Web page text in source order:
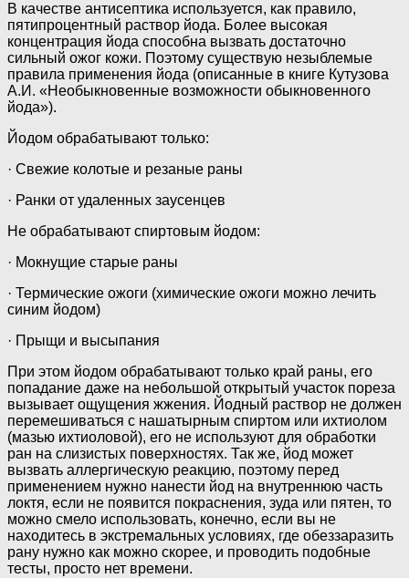
В качестве антисептика используется, как правило,
пятипроцентный раствор йода. Более высокая
концентрация йода способна вызвать достаточно
сильный ожог кожи. Поэтому существую незыблемые
правила применения йода (описанные в книге Кутузова
А.И. «Необыкновенные возможности обыкновенного
йода»).
Йодом обрабатывают только:
· Свежие колотые и резаные раны
· Ранки от удаленных заусенцев
Не обрабатывают спиртовым йодом:
· Мокнущие старые раны
· Термические ожоги (химические ожоги можно лечить
синим йодом)
· Прыщи и высыпания
При этом йодом обрабатывают только край раны, его
попадание даже на небольшой открытый участок пореза
вызывает ощущения жжения. Йодный раствор не должен
перемешиваться с нашатырным спиртом или ихтиолом
(мазью ихтиоловой), его не используют для обработки
ран на слизистых поверхностях. Так же, йод может
вызвать аллергическую реакцию, поэтому перед
применением нужно нанести йод на внутреннюю часть
локтя, если не появится покраснения, зуда или пятен, то
можно смело использовать, конечно, если вы не
находитесь в экстремальных условиях, где обеззаразить
рану нужно как можно скорее, и проводить подобные
тесты, просто нет времени.